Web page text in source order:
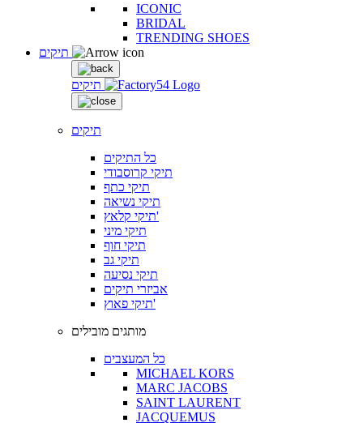
ICONIC
BRIDAL
TRENDING SHOES
תיקים
תיקים
כל התיקים
תיקי קרוסבודי
תיקי כתף
תיקי נשיאה
תיקי קלאץ'
תיקי מיני
תיקי חוף
תיקי גב
תיקי נסיעה
אביזרי תיקים
תיקי פאוץ'
מותגים מובילים
כל המעצבים
MICHAEL KORS
MARC JACOBS
SAINT LAURENT
JACQUEMUS